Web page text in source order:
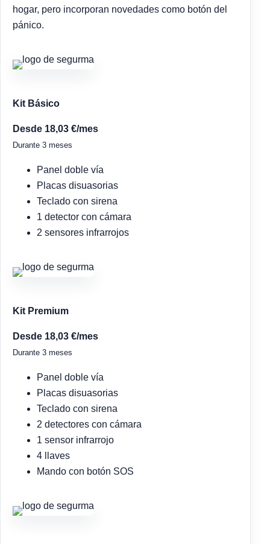
hogar, pero incorporan novedades como botón del
pánico.
Kit Básico
Desde 18,03 €/mes
Durante 3 meses
Panel doble vía
Placas disuasorias
Teclado con sirena
1 detector con cámara
2 sensores infrarrojos
Kit Premium
Desde 18,03 €/mes
Durante 3 meses
Panel doble vía
Placas disuasorias
Teclado con sirena
2 detectores con cámara
1 sensor infrarrojo
4 llaves
Mando con botón SOS